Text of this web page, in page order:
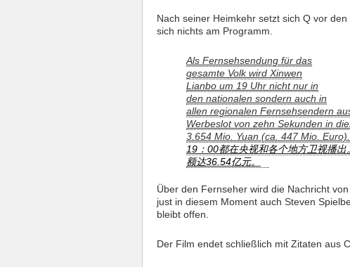
Nach seiner Heimkehr setzt sich Q vor
sich nichts am Programm.
Als Fernsehsendung für das
gesamte Volk wird Xinwen
Lianbo um 19 Uhr nicht nur in
den nationalen sondern auch in
allen regionalen Fernsehsendern
Werbeslot von zehn Sekunden in
3.654 Mio. Yuan (ca. 447 Mio. Euro).
19：00都在央视和各个地方卫视播
额达36.54亿元。
Über den Fernseher wird die Nachricht von
just in diesem Moment auch Steven
bleibt offen.
Der Film endet schließlich mit Zitaten aus